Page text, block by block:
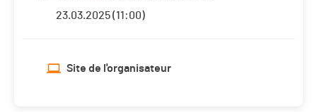
23.03.2025 (11:00)
Site de l'organisateur